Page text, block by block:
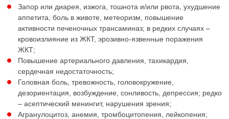
Запор или диарея, изжога, тошнота и/или рвота, ухудшение
аппетита, боль в животе, метеоризм, повышение
активности печеночных трансаминаз; в редких случаях –
кровоизлияние из ЖКТ, эрозивно-язвенные поражения
ЖКТ;
Повышение артериального давления, тахикардия,
сердечная недостаточность;
Головная боль, тревожность, головокружение,
дезориентация, возбуждение, сонливость, депрессия; редко
– асептический менингит, нарушения зрения;
Агранулоцитоз, анемия, тромбоцитопения, лейкопения;